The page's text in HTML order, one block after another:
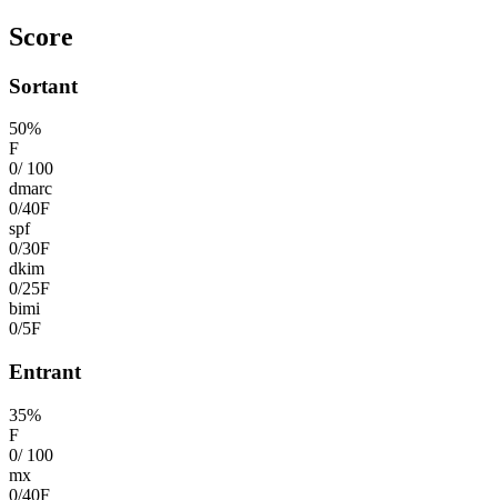
Score
Sortant
50%
F
0/ 100
dmarc
0/40F
spf
0/30F
dkim
0/25F
bimi
0/5F
Entrant
35%
F
0/ 100
mx
0/40F